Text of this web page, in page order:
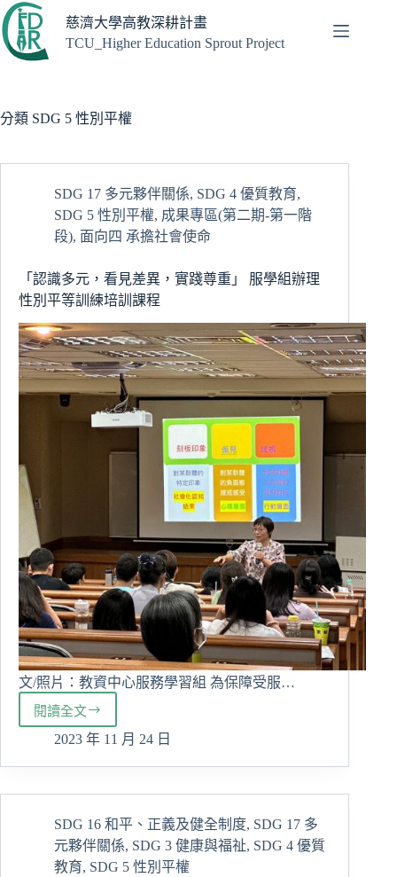
跳
至
主
容
慈濟大學高教深耕計畫
TCU_Higher Education Sprout Project
分類 SDG 5 性別平權
SDG 17 多元夥伴關係, SDG 4 優質教育,
SDG 5 性別平權, 成果專區(第二期-第一階
段), 面向四 承擔社會使命
「認識多元，看見差異，實踐尊重」 服學組辦理
性別平等訓練培訓課程
文/照片：教資中心服務學習組 為保障受服…
閱讀全文
「認
識
看
差
異，
實
2023 年 11 月 24 日
SDG 16 和平、正義及健全制度, SDG 17 多
元夥伴關係, SDG 3 健康與福祉, SDG 4 優質
教育, SDG 5 性別平權